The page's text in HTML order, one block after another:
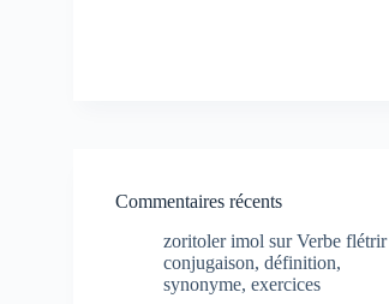
Commentaires récents
zoritoler imol surVerbe flétrir
conjugaison, définition,
synonyme, exercices